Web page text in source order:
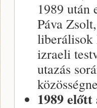
1989 után
Páva
liberálisok
izraeli
utazás
1989